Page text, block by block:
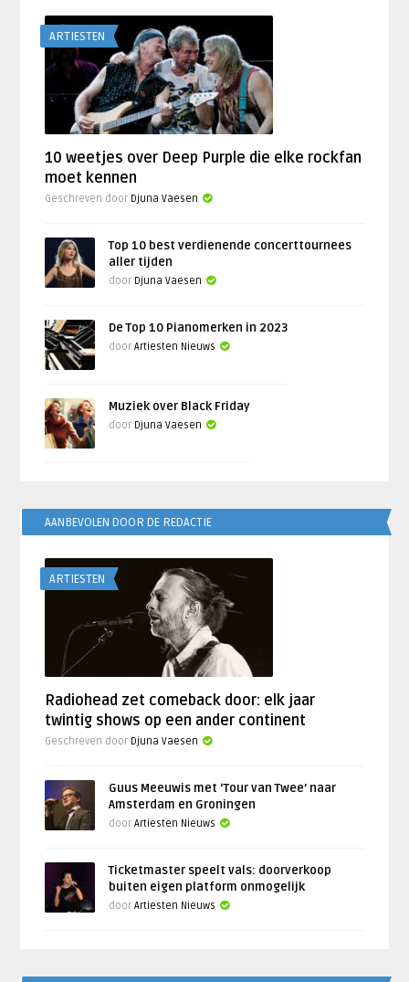
ARTIESTEN
10 weetjes over Deep Purple die elke rockfan
moet kennen
Geschreven door Djuna Vaesen
Top 10 best verdienende concerttournees
aller tijden
door Djuna Vaesen
De Top 10 Pianomerken in 2023
doorArtiesten Nieuws
Muziek over Black Friday
door Djuna Vaesen
AANBEVOLEN DOOR DE REDACTIE
ARTIESTEN
Radiohead zet comeback door: elk jaar
twintig shows op een ander continent
Geschreven door Djuna Vaesen
Guus Meeuwis met ‘Tour van Twee’ naar
Amsterdam en Groningen
doorArtiesten Nieuws
Ticketmaster speelt vals: doorverkoop
buiten eigen platform onmogelijk
doorArtiesten Nieuws